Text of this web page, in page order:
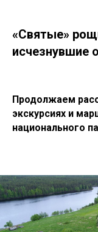
«Святые»
исчезнувшие
Продолжаем
экскурсиях и
национального